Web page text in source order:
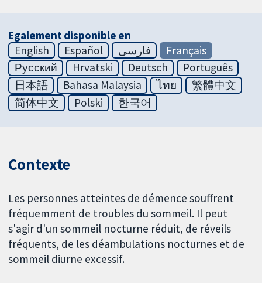
Egalement disponible en
English
Español فارسی
Français
Русский
Hrvatski Deutsch
Português
日本語
Bahasa Malaysia ไทย
繁體中文
简体中文
Polski 한국어
Contexte
Les personnes atteintes de démence souffrent
fréquemment de troubles du sommeil. Il peut
s'agir d'un sommeil nocturne réduit, de réveils
fréquents, de les déambulations nocturnes et de
sommeil diurne excessif.